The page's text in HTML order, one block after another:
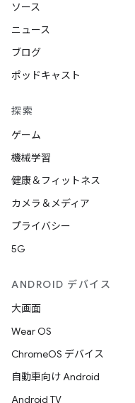
ソース
ニュース
ブログ
ポッドキャスト
探索
ゲーム
機械学習
健康＆フィットネス
カメラ＆メディア
プライバシー
5G
ANDROID デバイス
大画面
Wear OS
ChromeOS デバイス
自動車向け Android
Android TV